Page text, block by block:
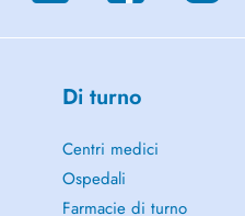
Di turno
Centri medici
Ospedali
Farmacie di turno